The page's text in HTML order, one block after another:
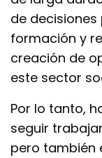
de
formación y
creación de
este sector
Por lo tanto,
seguir
pero también